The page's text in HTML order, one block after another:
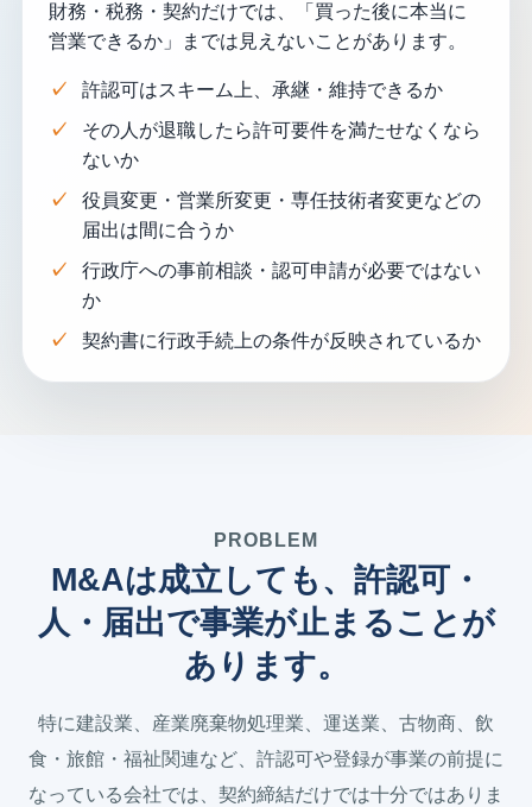
財務・税務・契約だけでは、「買った後に本当に
営業できるか」までは見えないことがあります。
許認可はスキーム上、承継・維持できるか
その人が退職したら許可要件を満たせなくなら
ないか
役員変更・営業所変更・専任技術者変更などの
届出は間に合うか
行政庁への事前相談・認可申請が必要ではない
か
契約書に行政手続上の条件が反映されているか
PROBLEM
M&Aは成立しても、許認可・
人・届出で事業が止まることが
あります。
特に建設業、産業廃棄物処理業、運送業、古物商、飲
食・旅館・福祉関連など、許認可や登録が事業の前提に
なっている会社では、契約締結だけでは十分ではありま